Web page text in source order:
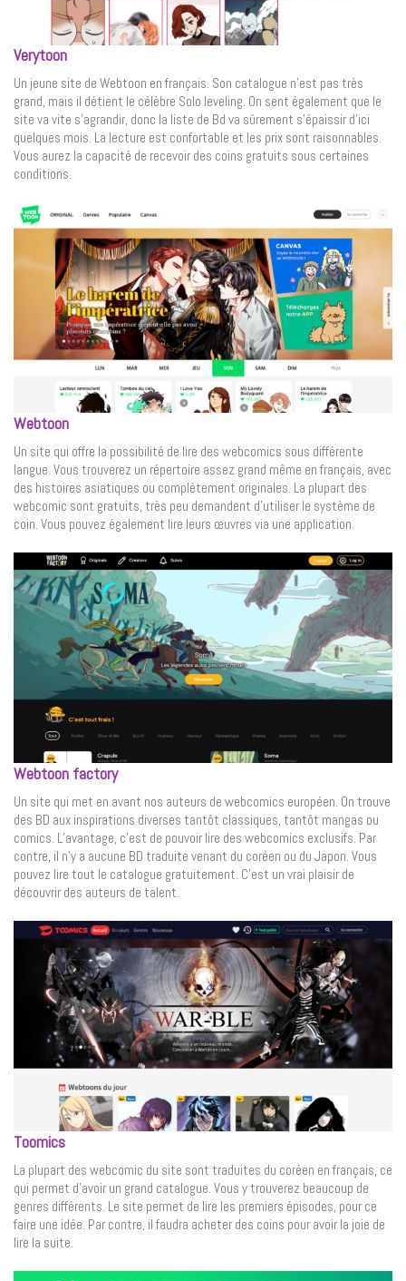
Verytoon
Un jeune site de Webtoon en français. Son catalogue n’est pas très
grand, mais il détient le célèbre Solo leveling. On sent également que le
site va vite s’agrandir, donc la liste de Bd va sûrement s’épaissir d’ici
quelques mois. La lecture est confortable et les prix sont raisonnables.
Vous aurez la capacité de recevoir des coins gratuits sous certaines
conditions.
Webtoon
Un site qui offre la possibilité de lire des webcomics sous différente
langue. Vous trouverez un répertoire assez grand même en français, avec
des histoires asiatiques ou complètement originales. La plupart des
webcomic sont gratuits, très peu demandent d’utiliser le système de
coin. Vous pouvez également lire leurs œuvres via une application.
Webtoon factory
Un site qui met en avant nos auteurs de webcomics européen. On trouve
des BD aux inspirations diverses tantôt classiques, tantôt mangas ou
comics. L’avantage, c’est de pouvoir lire des webcomics exclusifs. Par
contre, il n’y a aucune BD traduite venant du coréen ou du Japon. Vous
pouvez lire tout le catalogue gratuitement. C’est un vrai plaisir de
découvrir des auteurs de talent.
Toomics
La plupart des webcomic du site sont traduites du coréen en français, ce
qui permet d’avoir un grand catalogue. Vous y trouverez beaucoup de
genres différents. Le site permet de lire les premiers épisodes, pour ce
faire une idée. Par contre, il faudra acheter des coins pour avoir la joie de
lire la suite.